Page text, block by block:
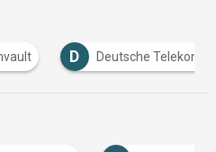
Deutsche Telekom D